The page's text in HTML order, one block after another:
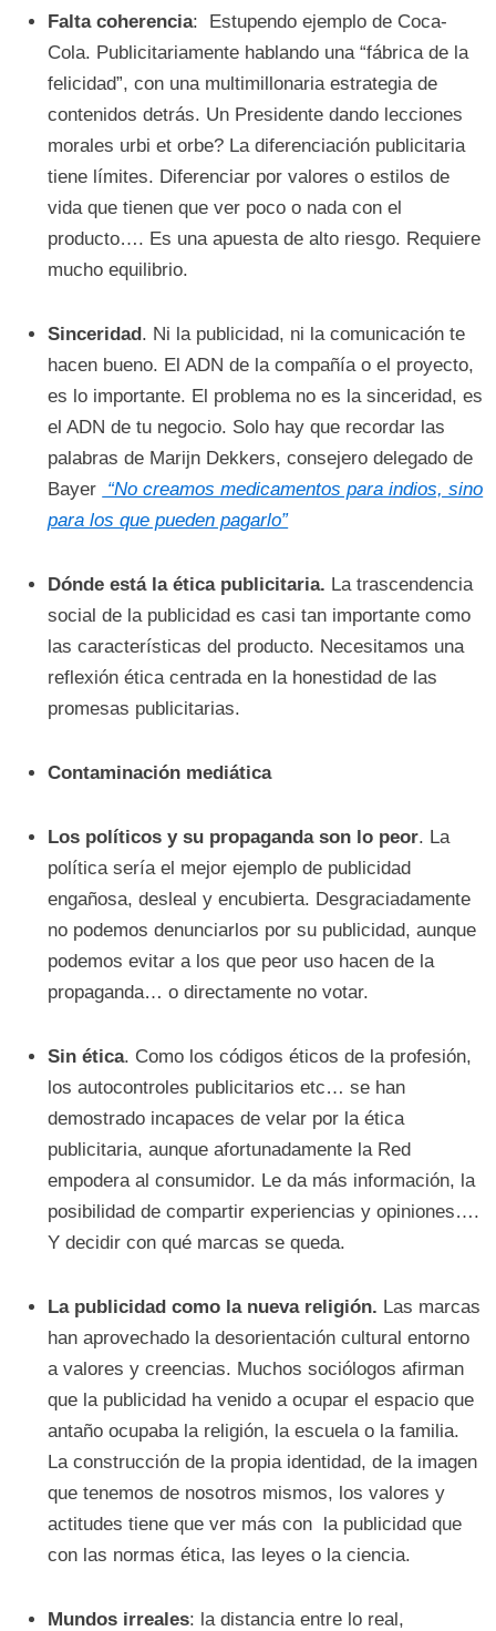
Falta coherencia: Estupendo ejemplo de Coca-
Cola. Publicitariamente hablando una “fábrica de la
felicidad”, con una multimillonaria estrategia de
contenidos detrás. Un Presidente dando lecciones
morales urbi et orbe? La diferenciación publicitaria
tiene límites. Diferenciar por valores o estilos de
vida que tienen que ver poco o nada con el
producto…. Es una apuesta de alto riesgo. Requiere
mucho equilibrio.
Sinceridad. Ni la publicidad, ni la comunicación te
hacen bueno. El ADN de la compañía o el proyecto,
es lo importante. El problema no es la sinceridad, es
el ADN de tu negocio. Solo hay que recordar las
palabras de Marijn Dekkers, consejero delegado de
Bayer “No creamos medicamentos para indios, sino
para los que pueden pagarlo”
Dónde está la ética publicitaria. La trascendencia
social de la publicidad es casi tan importante como
las características del producto. Necesitamos una
reflexión ética centrada en la honestidad de las
promesas publicitarias.
Contaminación mediática
Los políticos y su propaganda son lo peor. La
política sería el mejor ejemplo de publicidad
engañosa, desleal y encubierta. Desgraciadamente
no podemos denunciarlos por su publicidad, aunque
podemos evitar a los que peor uso hacen de la
propaganda… o directamente no votar.
Sin ética. Como los códigos éticos de la profesión,
los autocontroles publicitarios etc… se han
demostrado incapaces de velar por la ética
publicitaria, aunque afortunadamente la Red
empodera al consumidor. Le da más información, la
posibilidad de compartir experiencias y opiniones….
Y decidir con qué marcas se queda.
La publicidad como la nueva religión. Las marcas
han aprovechado la desorientación cultural entorno
a valores y creencias. Muchos sociólogos afirman
que la publicidad ha venido a ocupar el espacio que
antaño ocupaba la religión, la escuela o la familia.
La construcción de la propia identidad, de la imagen
que tenemos de nosotros mismos, los valores y
actitudes tiene que ver más con la publicidad que
con las normas ética, las leyes o la ciencia.
Mundos irreales: la distancia entre lo real,